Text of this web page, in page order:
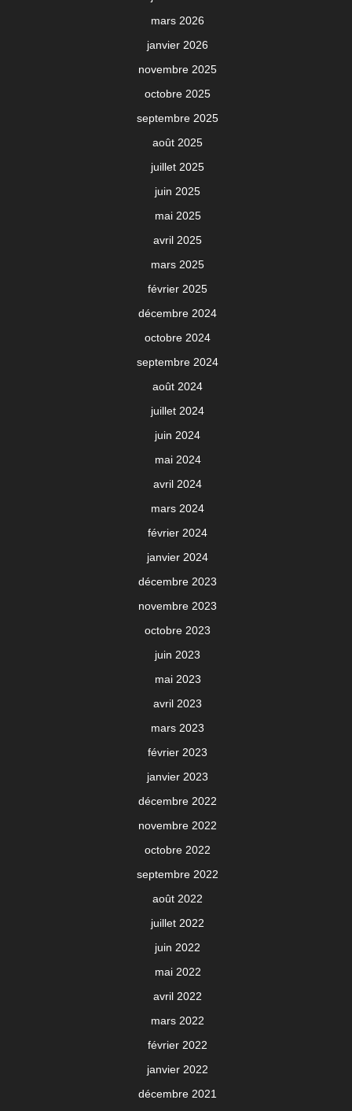
mars 2026
janvier 2026
novembre 2025
octobre 2025
septembre 2025
août 2025
juillet 2025
juin 2025
mai 2025
avril 2025
mars 2025
février 2025
décembre 2024
octobre 2024
septembre 2024
août 2024
juillet 2024
juin 2024
mai 2024
avril 2024
mars 2024
février 2024
janvier 2024
décembre 2023
novembre 2023
octobre 2023
juin 2023
mai 2023
avril 2023
mars 2023
février 2023
janvier 2023
décembre 2022
novembre 2022
octobre 2022
septembre 2022
août 2022
juillet 2022
juin 2022
mai 2022
avril 2022
mars 2022
février 2022
janvier 2022
décembre 2021